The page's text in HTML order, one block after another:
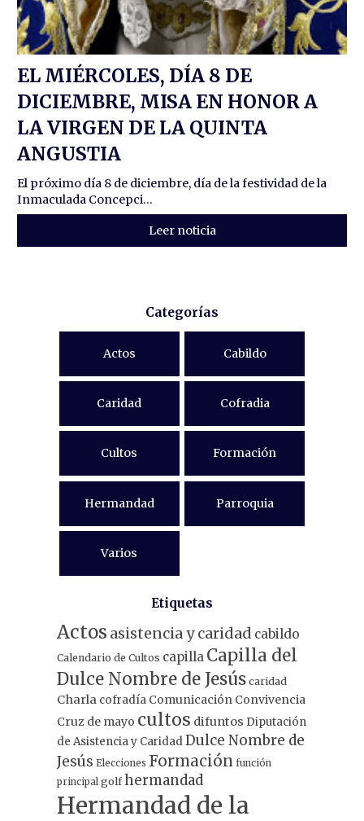
EL MIÉRCOLES, DÍA 8 DE
DICIEMBRE, MISA EN HONOR A
LA VIRGEN DE LA QUINTA
ANGUSTIA
El próximo día 8 de diciembre, día de la festividad de la
Inmaculada Concepci...
Leer noticia
Categorías
Actos Cabildo
Caridad Cofradia
Cultos Formación
Hermandad Parroquia
Varios
Etiquetas
Actos asistencia y caridad cabildo
Calendario de Cultos capilla Capilla del
Dulce Nombre de Jesús caridad
Charla cofradía Comunicación Convivencia
Cruz de mayo cultos difuntos Diputación
de Asistencia y CaridadDulce Nombre de
Jesús Elecciones Formación función
principal golf hermandad
Hermandad de la